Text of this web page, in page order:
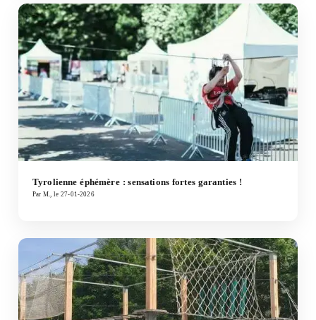
Tyrolienne éphémère : sensations fortes garanties !
Par M., le 27-01-2026